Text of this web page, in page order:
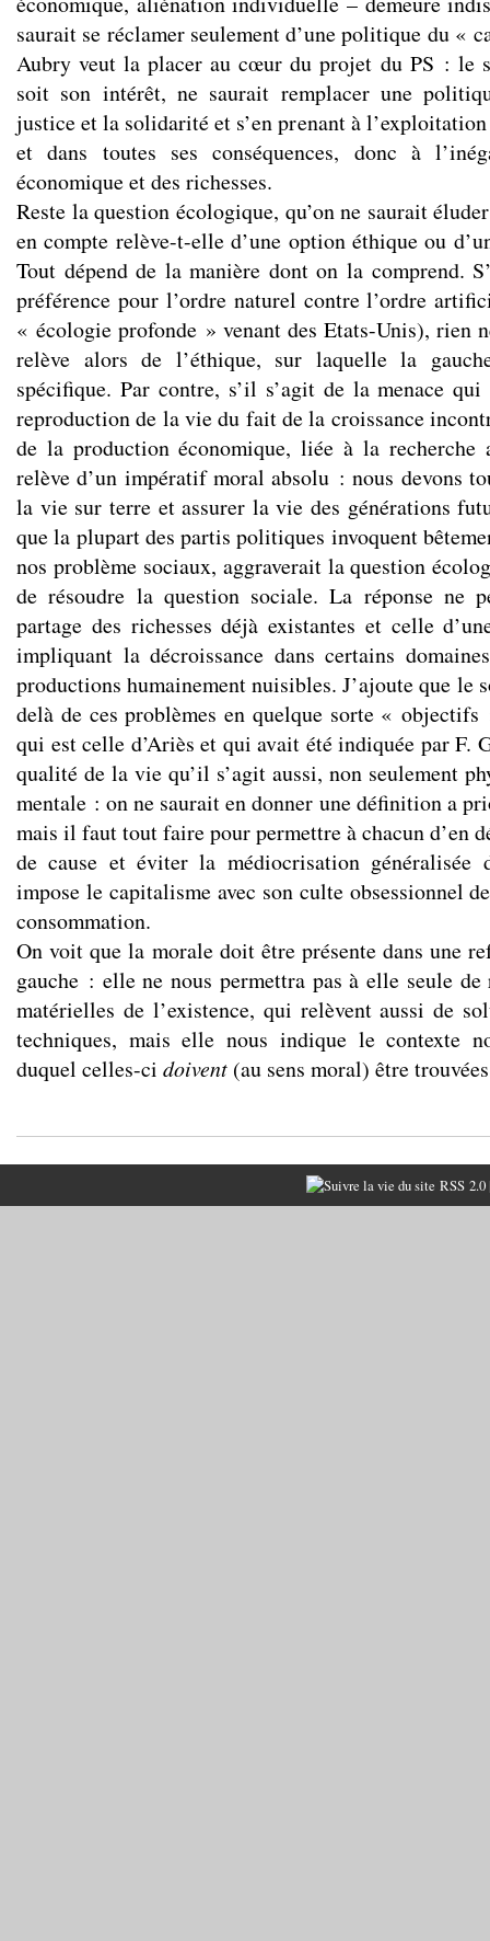
saurait se réclamer seulement d’une politique du «
Aubry veut la placer au cœur du projet du PS : le
soit son intérêt, ne saurait remplacer une
justice et la solidarité et s’en prenant à
et dans toutes ses conséquences, donc à
économique et des richesses.
Reste la question écologique, qu’on ne saurait
en compte relève-t-elle d’une option éthique ou
Tout dépend de la manière dont on la comprend.
préférence pour l’ordre naturel contre l’ordre
« écologie profonde » venant des Etats-Unis), rien
relève alors de l’éthique, sur laquelle la
spécifique. Par contre, s’il s’agit de la menace
reproduction de la vie du fait de la croissance
de la production économique, liée à la recherche
relève d’un impératif moral absolu : nous devons
la vie sur terre et assurer la vie des générations
que la plupart des partis politiques invoquent
nos problème sociaux, aggraverait la question
de résoudre la question sociale. La réponse ne
partage des richesses déjà existantes et celle
impliquant la décroissance dans certains
productions humainement nuisibles. J’ajoute que le
delà de ces problèmes en quelque sorte «
qui est celle d’Ariès et qui avait été indiquée par F.
qualité de la vie qu’il s’agit aussi, non seulement
mentale : on ne saurait en donner une définition a
mais il faut tout faire pour permettre à chacun d’en
de cause et éviter la médiocrisation généralisée
impose le capitalisme avec son culte obsessionnel
consommation.
On voit que la morale doit être présente dans une
gauche : elle ne nous permettra pas à elle seule de
matérielles de l’existence, qui relèvent aussi de
techniques, mais elle nous indique le contexte
duquel celles-ci doivent (au sens moral) être
RSS 2.0